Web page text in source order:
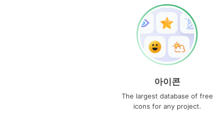
아이콘
The largest database of free
icons for any project.